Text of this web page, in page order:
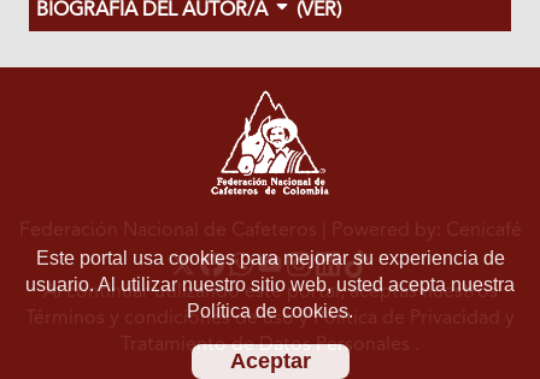
BIOGRAFÍA DEL AUTOR/A (VER)
Este portal usa cookies para mejorar su experiencia de
usuario. Al utilizar nuestro sitio web, usted acepta nuestra
Política de cookies.
Aceptar
Federación Nacional de Cafeteros | Powered by: Cenicafé
Al continuar utilizando este portal, aceptas nuestros
Términos y condiciones de usoyPolítica de Privacidad y
Tratamiento de Datos Personales